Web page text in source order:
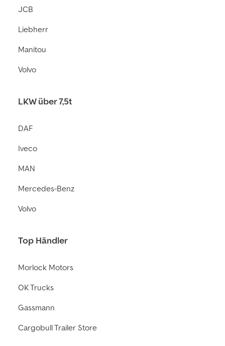
JCB
Liebherr
Manitou
Volvo
LKW über 7,5t
DAF
Iveco
MAN
Mercedes-Benz
Volvo
Top Händler
Morlock Motors
OK Trucks
Gassmann
Cargobull Trailer Store